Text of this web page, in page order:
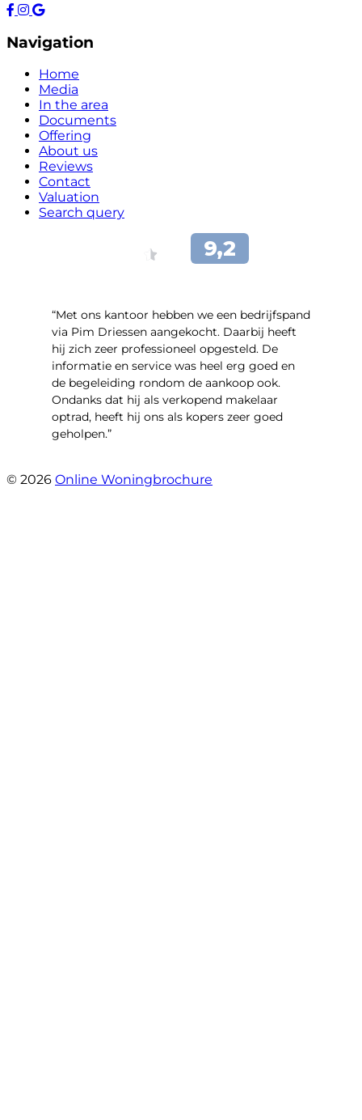
Navigation
Home
Media
In the area
Documents
Offering
About us
Reviews
Contact
Valuation
Search query
“Met ons kantoor hebben we een bedrijfspand
via Pim Driessen aangekocht. Daarbij heeft
hij zich zeer professioneel opgesteld. De
informatie en service was heel erg goed en
de begeleiding rondom de aankoop ook.
Ondanks dat hij als verkopend makelaar
optrad, heeft hij ons als kopers zeer goed
geholpen.”
© 2026 Online Woningbrochure